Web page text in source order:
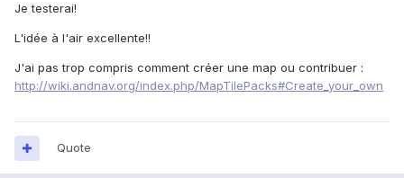
Je testerai!
L'idée à l'air excellente!!
J'ai pas trop compris comment créer une map ou contribuer :
http://wiki.andnav.org/index.php/MapTilePacks#Create_your_own
Quote